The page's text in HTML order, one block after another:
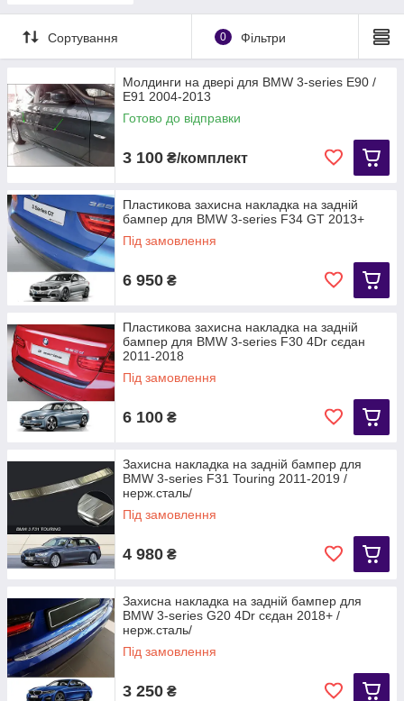
Сортування 0 Фільтри
Молдинги на двері для BMW 3-series E90 /
E91 2004-2013
Готово до відправки
3 100 ₴/комплект
Пластикова захисна накладка на задній
бампер для BMW 3-series F34 GT 2013+
Під замовлення
6 950 ₴
Пластикова захисна накладка на задній
бампер для BMW 3-series F30 4Dr сєдан
2011-2018
Під замовлення
6 100 ₴
Захисна накладка на задній бампер для
BMW 3-series F31 Touring 2011-2019 /
нерж.сталь/
Під замовлення
4 980 ₴
Захисна накладка на задній бампер для
BMW 3-series G20 4Dr сєдан 2018+ /
нерж.сталь/
Під замовлення
3 250 ₴